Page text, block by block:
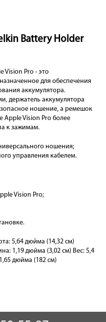
Battery Holder
Vision Pro - это
для обеспечения
аккумулятора.
держатель аккумулятора
ношение, а ремешок
Apple Vision Pro более
к зажимам.
ношения;
управления кабелем.
Vision Pro;
5,64 дюйма (14,32 см)
1,19 дюйма (3,02 см) Вес: 5,4
дюйма (182 см)